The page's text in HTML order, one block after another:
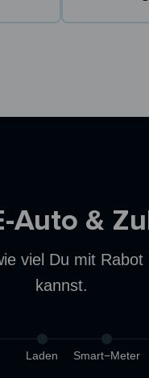
Auto &
viel Du mit
kannst.
Laden Smart−Meter